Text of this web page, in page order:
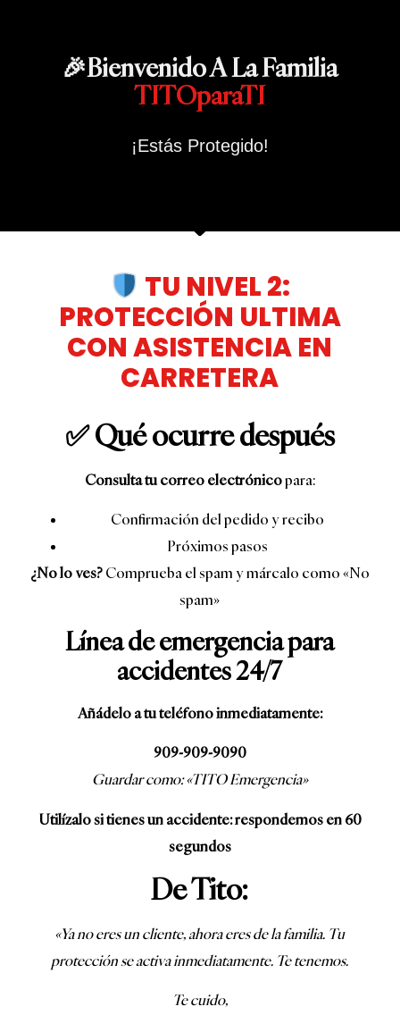
🎉Bienvenido A La Familia
TITOparaTI
¡Estás Protegido!
TU NIVEL 2:
PROTECCIÓN ULTIMA
CON ASISTENCIA EN
CARRETERA
✅ Qué ocurre después
Consulta tu correo electrónicopara:
Confirmación del pedido y recibo
Próximos pasos
¿No lo ves?Comprueba el spam y márcalo como «No
spam»
Línea de emergencia para
accidentes 24/7
Añádelo a tu teléfono inmediatamente:
909-909-9090
Guardar como: «TITO Emergencia»
Utilízalo si tienes un accidente: respondemos en 60
segundos
De Tito:
«Ya no eres un cliente, ahora eres de la familia. Tu
protección se activa inmediatamente. Te tenemos.
Te cuido,